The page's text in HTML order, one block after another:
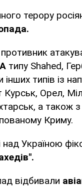
терору
типу Shahed,
типів із
Курськ, Орел,
а також
Криму.
над Україною
відбивали